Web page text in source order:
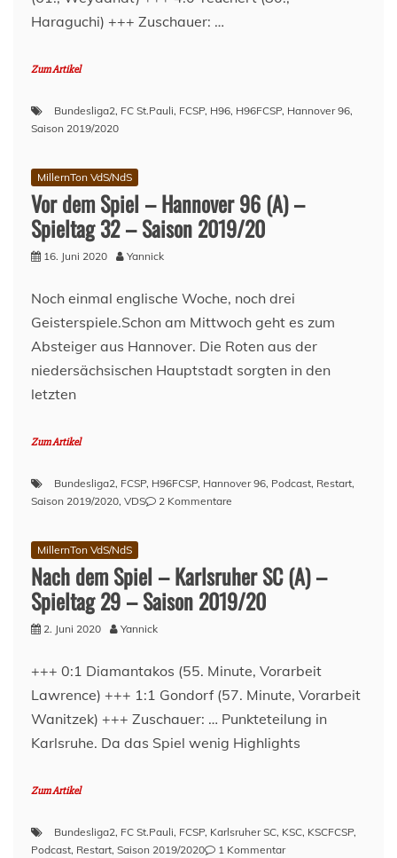
2019/20
Haraguchi) +++ Zuschauer: …
Zum Artikel
Bundesliga2, FC St.Pauli, FCSP, H96, H96FCSP, Hannover 96,
Saison 2019/2020
MillernTon VdS/NdS
Vor dem Spiel – Hannover 96 (A) –
Spieltag 32 – Saison 2019/20
16. Juni 2020 Yannick
Noch einmal englische Woche, noch drei
Geisterspiele.Schon am Mittwoch geht es zum
Absteiger aus Hannover. Die Roten aus der
niedersächsischen Hauptstadt sorgten in den
letzten
Zum Artikel
Bundesliga2, FCSP, H96FCSP, Hannover 96, Podcast, Restart,
Saison 2019/2020, VDS 2 Kommentare
–
Hannover
96
32
–
Saison
MillernTon VdS/NdS
Nach dem Spiel – Karlsruher SC (A) –
Spieltag 29 – Saison 2019/20
2. Juni 2020 Yannick
+++ 0:1 Diamantakos (55. Minute, Vorarbeit
Lawrence) +++ 1:1 Gondorf (57. Minute, Vorarbeit
Wanitzek) +++ Zuschauer: … Punkteteilung in
Karlsruhe. Da das Spiel wenig Highlights
Zum Artikel
Bundesliga2, FC St.Pauli, FCSP, Karlsruher SC, KSC, KSCFCSP,
Podcast, Restart, Saison 2019/2020 1 Kommentarzu